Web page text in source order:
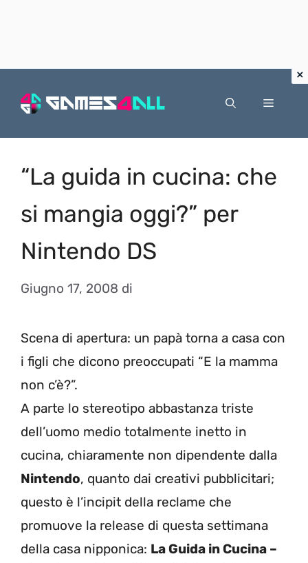
Menu
“La guida in cucina: che
si mangia oggi?” per
Nintendo DS
Giugno 17, 2008 di
Scena di apertura: un papà torna a casa con
i figli che dicono preoccupati “E la mamma
non c’è?”.
A parte lo stereotipo abbastanza triste
dell’uomo medio totalmente inetto in
cucina, chiaramente non dipendente dalla
Nintendo, quanto dai creativi pubblicitari;
questo è l’incipit della reclame che
promuove la release di questa settimana
della casa nipponica: La Guida in Cucina –